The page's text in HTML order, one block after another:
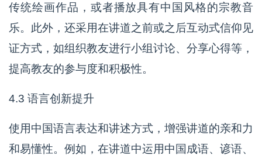
传统绘画作品，或者播放具有中国风格的宗教音
乐。此外，还采用在讲道之前或之后互动式信仰见
证方式，如组织教友进行小组讨论、分享心得等，
提高教友的参与度和积极性。
4.3 语言创新提升
使用中国语言表达和讲述方式，增强讲道的亲和力
和易懂性。例如，在讲道中运用中国成语、谚语、